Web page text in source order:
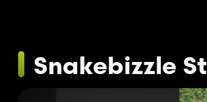
Snakebizzle